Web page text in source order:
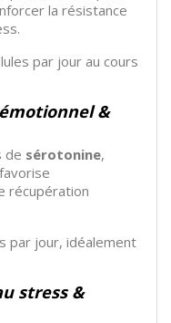
la résistance
par jour au cours
&
de sérotonine,
récupération
par jour, idéalement
stress &